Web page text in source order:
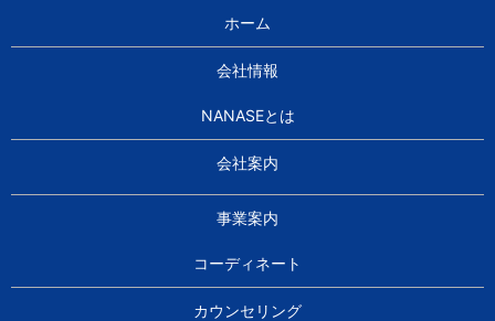
ホーム
会社情報
NANASEとは
会社案内
事業案内
コーディネート
カウンセリング